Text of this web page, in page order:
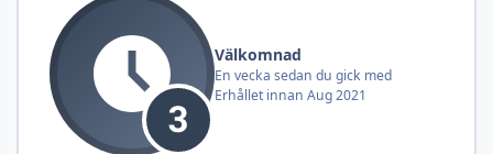
Välkomnad
En vecka sedan du gick med
Erhållet innan Aug 2021